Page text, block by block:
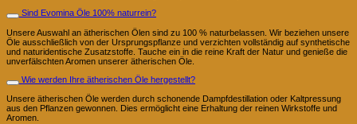
Sind Evomina Öle 100% naturrein?
Unsere Auswahl an ätherischen Ölen sind zu 100 % naturbelassen. Wir beziehen unsere
Öle ausschließlich von der Ursprungspflanze und verzichten vollständig auf synthetische
und naturidentische Zusatzstoffe. Tauche ein in die reine Kraft der Natur und genieße die
unverfälschten Aromen unserer ätherischen Öle.
Wie werden Ihre ätherischen Öle hergestellt?
Unsere ätherischen Öle werden durch schonende Dampfdestillation oder Kaltpressung
aus den Pflanzen gewonnen. Dies ermöglicht eine Erhaltung der reinen Wirkstoffe und
Aromen.